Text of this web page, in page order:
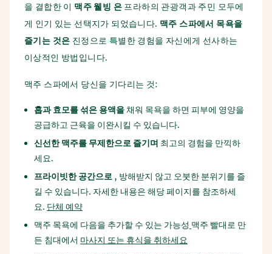
을 결합한 이 맥주 웰빙 은 프라하의 관광객과 주민 모두에
게 인기 있는 선택지가 되었습니다. 맥주 스파에서 목욕을
즐기는 것은 진정으로 특별한 경험을 자신에게 선사하는
이상적인 방법입니다.
맥주 스파에서 당신을 기다리는 것:
홉과 효모를섞은 용액을채워 목욕을 하면 피부에 영양을
공급하고 근육을 이완시킬 수 있습니다.
신선한 맥주를 무제한으로 즐기며 최고의 경험을 만끽하
세요.
프라이빗한 공간으로 , 방해받지 않고 오붓한 분위기를 즐
길 수 있습니다. 자세한 내용은 해당 페이지를 참조하세
요. 단체 예약
맥주 목욕에 다음을 추가할 수 있는 가능성 맥주 빨대로 만
든 침대에서 마사지 또는 휴식을 취하세요